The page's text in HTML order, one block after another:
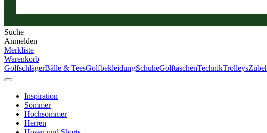
Suche
Anmelden
Merkliste
Warenkorb
GolfschlägerBälle & TeesGolfbekleidungSchuheGolftaschenTechnikTrolleys
Inspiration
Sommer
Hochsommer
Herren